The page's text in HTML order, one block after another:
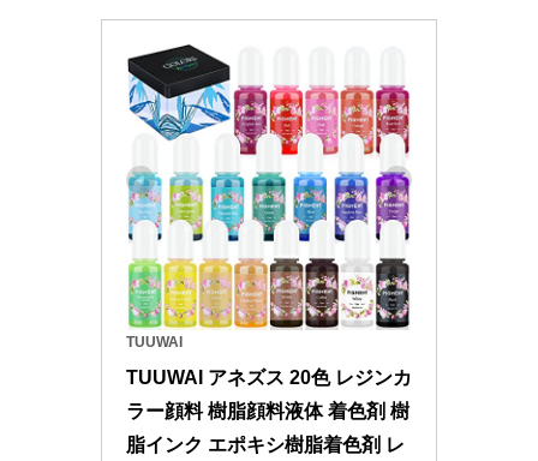
TUUWAI
TUUWAI アネズス 20色 レジンカ
ラー顔料 樹脂顔料液体 着色剤 樹
脂インク エポキシ樹脂着色剤 レ